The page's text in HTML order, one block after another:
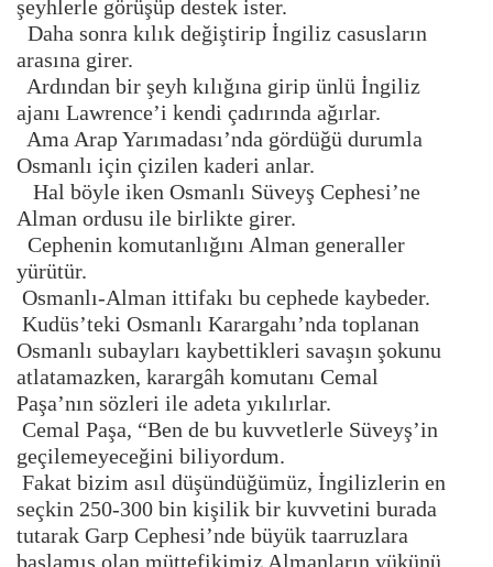
şeyhlerle görüşüp destek ister.
Daha sonra kılık değiştirip İngiliz casusların
arasına girer.
Ardından bir şeyh kılığına girip ünlü İngiliz
ajanı Lawrence’i kendi çadırında ağırlar.
Ama Arap Yarımadası’nda gördüğü durumla
Osmanlı için çizilen kaderi anlar.
Hal böyle iken Osmanlı Süveyş Cephesi’ne
Alman ordusu ile birlikte girer.
Cephenin komutanlığını Alman generaller
yürütür.
Osmanlı-Alman ittifakı bu cephede kaybeder.
Kudüs’teki Osmanlı Karargahı’nda toplanan
Osmanlı subayları kaybettikleri savaşın şokunu
atlatamazken, karargâh komutanı Cemal
Paşa’nın sözleri ile adeta yıkılırlar.
Cemal Paşa, “Ben de bu kuvvetlerle Süveyş’in
geçilemeyeceğini biliyordum.
Fakat bizim asıl düşündüğümüz, İngilizlerin en
seçkin 250-300 bin kişilik bir kuvvetini burada
tutarak Garp Cephesi’nde büyük taarruzlara
başlamış olan müttefikimiz Almanların yükünü